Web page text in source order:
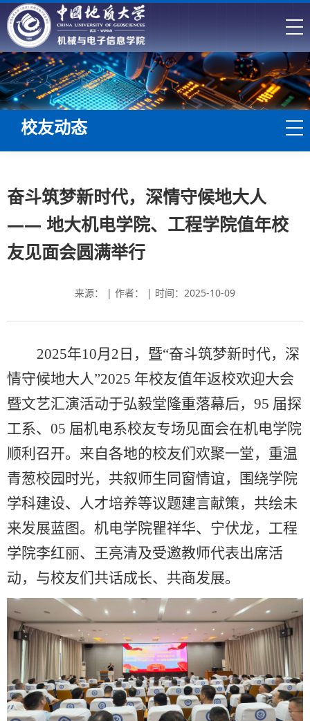
校友动态
奋斗筑梦新时代，深情守候地大人
—— 地大机电学院、工程学院值年校
友见面会圆满举行
来源： | 作者： | 时间：2025-10-09
2025年10月 2 日，暨“奋斗筑梦新时代，深
情守候地大人”2025 年校友值年返校欢迎大会
暨文艺汇演活动于弘毅堂隆重落幕后， 95 届探
工系、 05 届机电系校友专场见面会在机电学院
顺利召开。来自各地的校友们欢聚一堂，重温
青葱校园时光，共叙师生同窗情谊，围绕学院
学科建设、人才培养等议题建言献策，共绘未
来发展蓝图。机电学院瞿祥华、宁伏龙，工程
学院李红丽、王亮清及受邀教师代表出席活
动，与校友们共话成长、共商发展。